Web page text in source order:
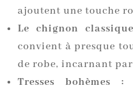
ajoutent une touche
Le chignon
convient à presque
de robe, incarnant
Tresses bohèmes :